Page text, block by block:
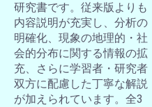
研究書です。従来版よりも
内容説明が充実し、分析の
明確化、現象の地理的・社
会的分布に関する情報の拡
充、さらに学習者・研究者
双方に配慮した丁寧な解説
が加えられています。全3